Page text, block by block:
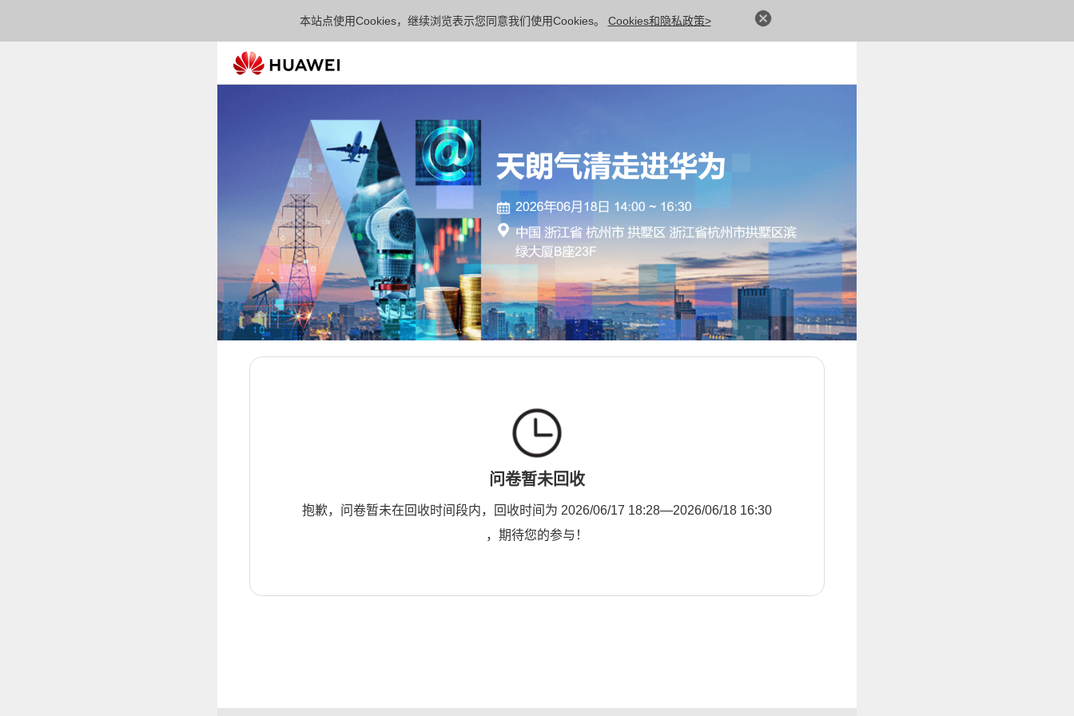
本站点使用Cookies，继续浏览表示您同意我们使用Cookies。 Cookies和隐私政策>
问卷暂未回收
抱歉，问卷暂未在回收时间段内，回收时间为 2026/06/17 18:28—2026/06/18 16:30
，期待您的参与！